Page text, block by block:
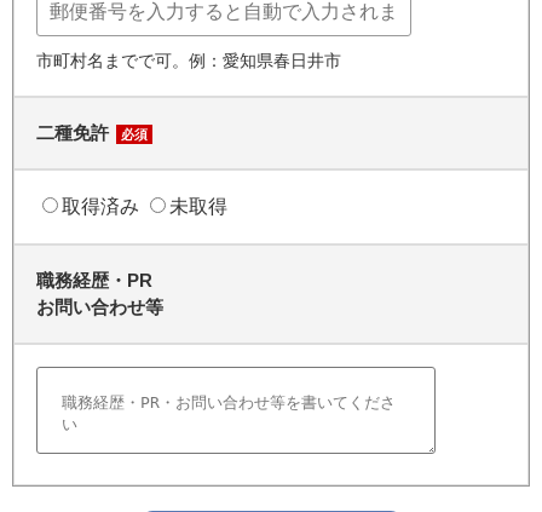
市町村名までで可。例：愛知県春日井市
二種免許 必須
取得済み 未取得
職務経歴・PR
お問い合わせ等